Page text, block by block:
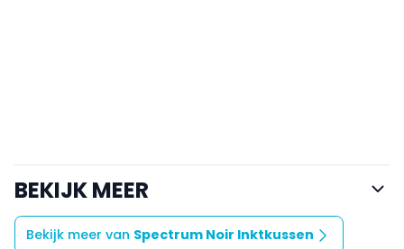
BEKIJK MEER
Bekijk meer van Spectrum Noir Inktkussen